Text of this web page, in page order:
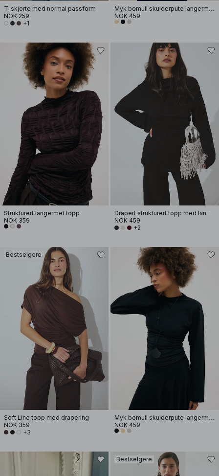
T-skjorte med normal passform
NOK 259
+1
Myk bomull skulderpute langermet T-skjorte
NOK 459
Strukturert langermet topp
NOK 359
Drapert strukturert topp med lange ermer
NOK 459
+2
Bestselgere
Soft Line topp med drapering
NOK 359
+3
Myk bomull skulderpute langermet T-skjorte
NOK 459
Bestselgere